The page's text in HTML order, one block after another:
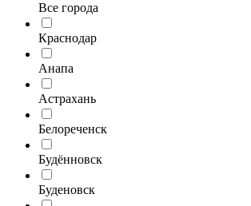
Все города
Краснодар
Анапа
Астрахань
Белореченск
Будённовск
Буденовск